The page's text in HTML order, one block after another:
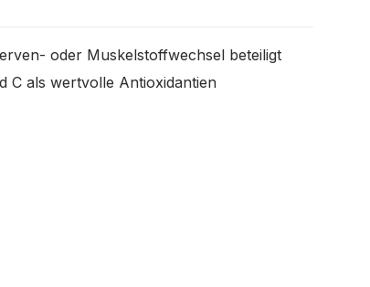
oder Muskelstoffwechsel beteiligt
C als wertvolle Antioxidantien